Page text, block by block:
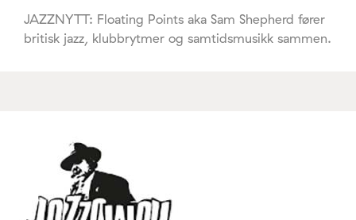
JAZZNYTT: Floating Points aka Sam Shepherd fører
britisk jazz, klubbrytmer og samtidsmusikk sammen.